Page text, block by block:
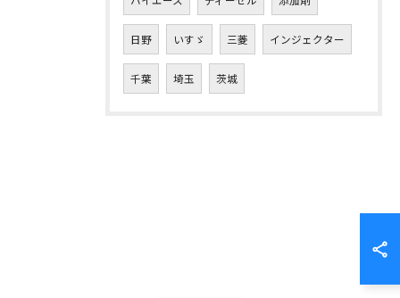
日野 いすゞ 三菱 インジェクター
千葉 埼玉 茨城